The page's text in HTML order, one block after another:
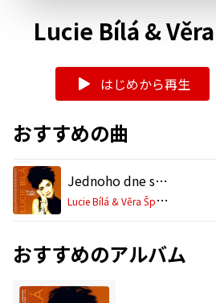
Lucie Bílá &
はじめから再生
おすすめの曲
Jednoho dne se vrátí (Once Upon a Time/Jour tu reviendras)
L
ucie Bílá & Věra Špinarová
おすすめのアルバム